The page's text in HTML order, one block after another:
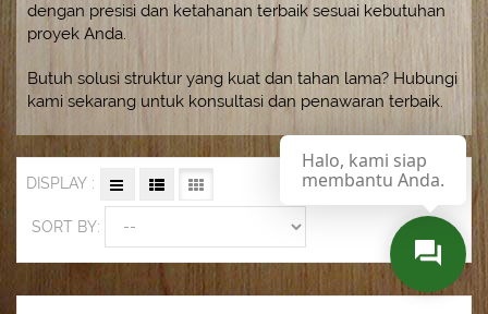
dengan presisi dan ketahanan terbaik sesuai kebutuhan
proyek Anda.
Butuh solusi struktur yang kuat dan tahan lama? Hubungi
kami sekarang untuk konsultasi dan penawaran terbaik.
DISPLAY :
SORT BY:
Halo, kami siap
membantu Anda.